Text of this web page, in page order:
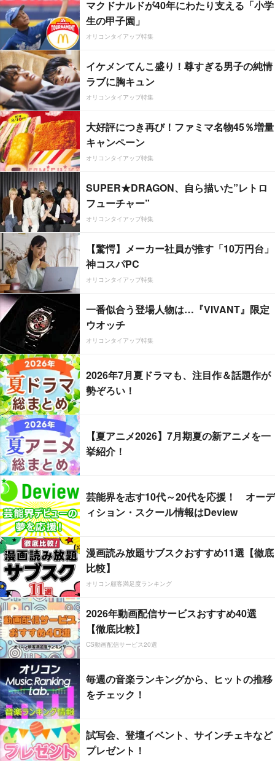
マクドナルドが40年にわたり支える「小学
生の甲子園」
オリコンタイアップ特集
イケメンてんこ盛り！尊すぎる男子の純情
ラブに胸キュン
オリコンタイアップ特集
大好評につき再び！ファミマ名物45％増量
キャンペーン
オリコンタイアップ特集
SUPER★DRAGON、自ら描いた”レトロ
フューチャー”
オリコンタイアップ特集
【驚愕】メーカー社員が推す「10万円台」
神コスパPC
オリコンタイアップ特集
一番似合う登場人物は…『VIVANT』限定
ウオッチ
オリコンタイアップ特集
2026年7月夏ドラマも、注目作＆話題作が
勢ぞろい！
【夏アニメ2026】7月期夏の新アニメを一
挙紹介！
芸能界を志す10代～20代を応援！ オーデ
ィション・スクール情報はDeview
漫画読み放題サブスクおすすめ11選【徹底
比較】
オリコン顧客満足度ランキング
2026年動画配信サービスおすすめ40選
【徹底比較】
CS動画配信サービス20選
毎週の音楽ランキングから、ヒットの推移
をチェック！
試写会、登壇イベント、サインチェキなど
プレゼント！